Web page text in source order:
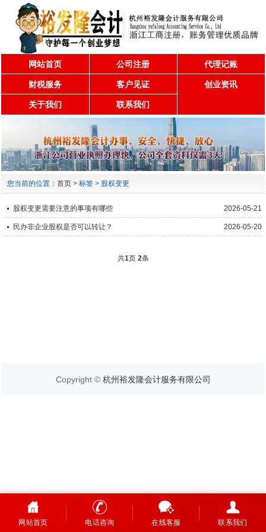
网站首页 公司注册 代理记账
财税服务 客户见证 创业资讯
关于我们 联系我们
您当前的位置： 首页 > 标签 > 股权变更
股权变更需要注意的事项有哪些 2026-05-21
民办非企业股权是否可以转让？ 2026-05-20
共1页 2条
Copyright © 杭州裕发隆会计服务有限公司
网站首页 电话咨询 在线客服 联系我们